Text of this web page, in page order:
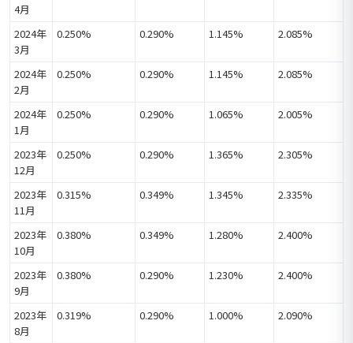
4月
2024年
3月
0.250% 0.290% 1.145% 2.085%
2024年
2月
0.250% 0.290% 1.145% 2.085%
2024年
1月
0.250% 0.290% 1.065% 2.005%
2023年
12月
0.250% 0.290% 1.365% 2.305%
2023年
11月
0.315% 0.349% 1.345% 2.335%
2023年
10月
0.380% 0.349% 1.280% 2.400%
2023年
9月
0.380% 0.290% 1.230% 2.400%
2023年
8月
0.319% 0.290% 1.000% 2.090%